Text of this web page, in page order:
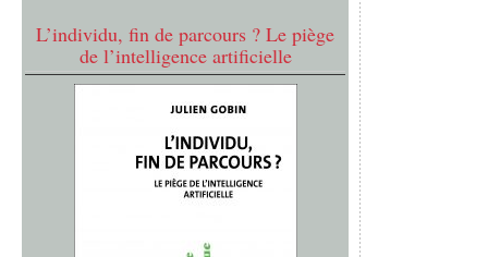
L’individu, fin de parcours ? Le piège
de l’intelligence artificielle